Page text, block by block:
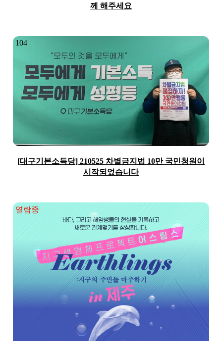
께 해주세요
104
[대구기본소득당] 210525 차별금지법 10만 국민청원이
시작되었습니다
열람중